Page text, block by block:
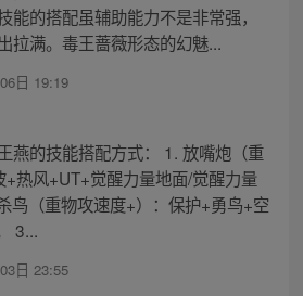
能的搭配虽辅助能力不是非常强，
拉满。毒王蔷薇形态的幻魅...
日 19:19
燕的技能搭配方式： 1. 放嘴炮（重
热风+UT+觉醒力量地面/觉醒力量
鸟（重物攻速度+）：保护+勇鸟+空
3...
日 23:55